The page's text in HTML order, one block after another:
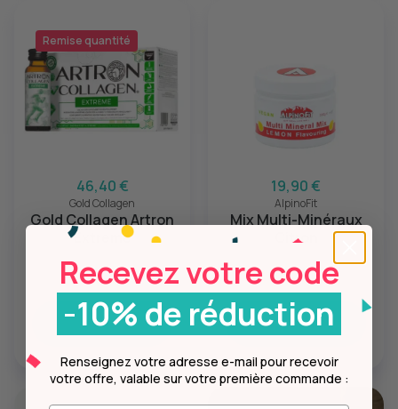
Remise quantité
46,40 €
Gold Collagen
Gold Collagen Artron
Extreme
Ajouter
19,90 €
AlpinoFit
Mix Multi-Minéraux
Citron
Ajouter
Recevez votre code
-10% de réduction
Renseignez votre adresse e-mail pour recevoir
votre offre, valable sur votre première commande :